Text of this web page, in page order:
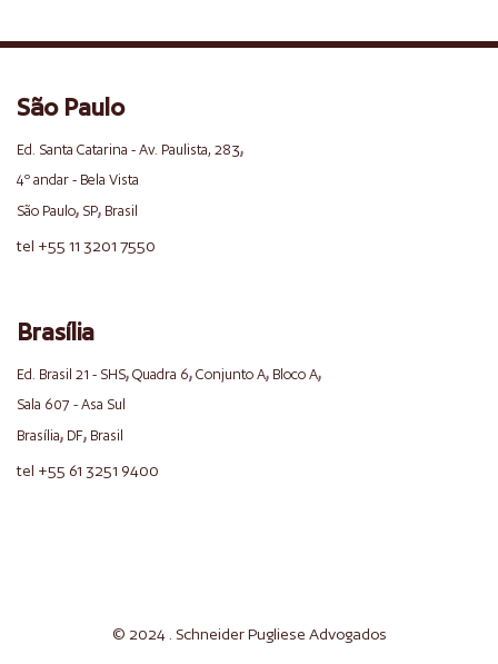
São Paulo
Ed. Santa Catarina - Av. Paulista, 283,
4º andar - Bela Vista
São Paulo, SP, Brasil
tel +55 11 3201 7550
Brasília
Ed. Brasil 21 - SHS, Quadra 6, Conjunto A, Bloco A,
Sala 607 - Asa Sul
Brasília, DF, Brasil
tel +55 61 3251 9400
© 2024 . SchneiderPugliese Advogados